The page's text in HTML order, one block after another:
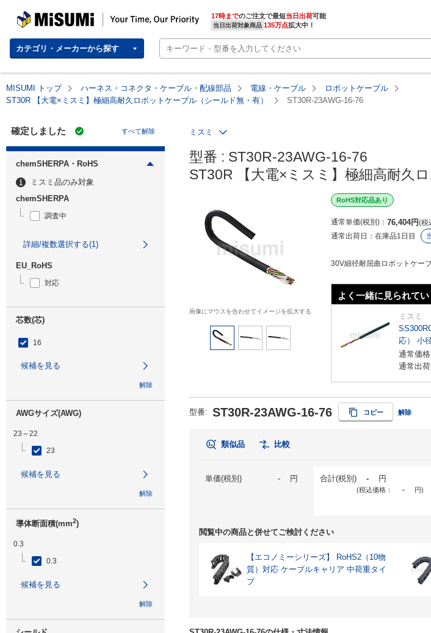
MISUMI | Your Time, Our Priority 17時までのご注文で最短当日出荷
当日出荷対象商品 135万点拡大中！
カテゴリ・メーカーから探す
MISUMI トップ ハーネス・コネクタ・ケーブル・配線部品 電線・ケーブル
ロボットケーブル
ST30R 【大電×ミスミ】極細高耐久ロボットケーブル（シールド無・有）
ST30R-23AWG-16-76
確定しました すべて解除
chemSHERPA・RoHS
ミスミ品のみ対象
chemSHERPA
調査中
詳細/複数選択する(1)
EU_RoHS
対応
芯数(芯)
16
候補を見る
解除
AWGサイズ(AWG)
23～22
23
候補を見る
解除
導体断面積(mm2)
0.3
0.3
候補を見る
解除
ミスミ
型番 : ST30R-23AWG-16-76
ST30R 【大電×ミスミ】極細高耐久
画像にマウスを合わせてイメージを拡大する
RoHS対応品あり
通常単価(税別) 76,404円 税
通常出荷日： 在庫品1日目
30V細径耐屈曲ロボットケー
よく一緒に見られて
ミスミ
応） 小
通常価格
通常出
型番: ST30R-23AWG-16-76 コピー 解除
類似品 比較
単価(税別) - 円 合計(税別) - 円
(税込価格： - 円)
閲覧中の商品と併せてご検討ください
【エコノミーシリーズ】 RoHS2（10物
質）対応 ケーブルキャリア 中荷重タイ
プ